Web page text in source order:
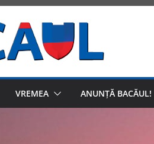
VREMEA ANUNȚĂ BACĂUL!